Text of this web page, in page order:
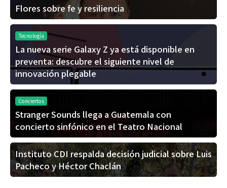
Flores sobre fe y resiliencia
Tecnología
La nueva serie Galaxy Z ya está disponible en
preventa: descubre el siguiente nivel de
innovación plegable
Conciertos
Stranger Sounds llega a Guatemala con
concierto sinfónico en el Teatro Nacional
Instituto CDI respalda decisión judicial sobre Luis
Pacheco y Héctor Chaclán